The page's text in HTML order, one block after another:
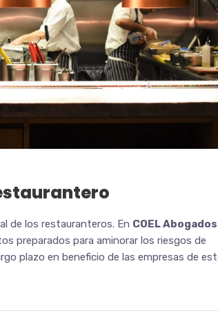
de los restauranteros. En COEL Abogados
preparados para aminorar los riesgos de
plazo en beneficio de las empresas de